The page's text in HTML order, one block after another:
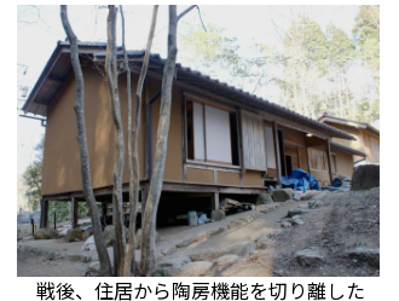
戦後、住居から陶房機能を切り離した